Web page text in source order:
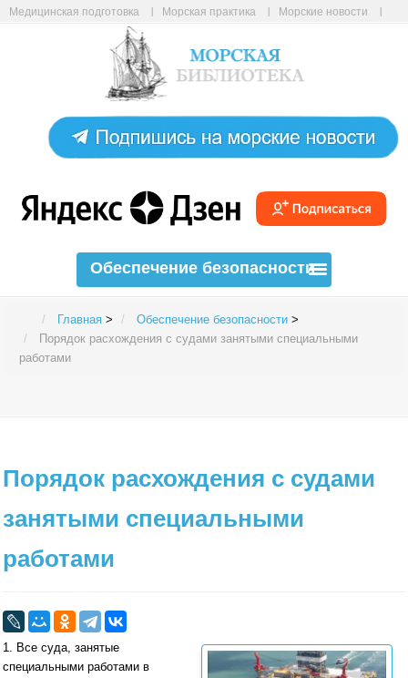
Медицинская подготовка Морская практика
Морские новости
Авиабилеты онлайн
Обеспечение безопасности
Главная > Обеспечение безопасности >
Порядок расхождения с судами занятыми специальными
работами
Порядок расхождения с судами
занятыми специальными
работами
1. Все суда, занятые
специальными работами в